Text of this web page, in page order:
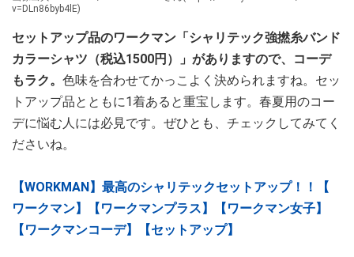
v=DLn86byb4lE)
セットアップ品のワークマン「シャリテック強撚糸バンド
カラーシャツ（税込1500円）」がありますので、コーデ
もラク。 色味を合わせてかっこよく決められますね。セッ
トアップ品とともに1着あると重宝します。春夏用のコー
デに悩む人には必見です。ぜひとも、チェックしてみてく
ださいね。
【WORKMAN】最高のシャリテックセットアップ！！【
ワークマン】【ワークマンプラス】【ワークマン女子】
【ワークマンコーデ】【セットアップ】